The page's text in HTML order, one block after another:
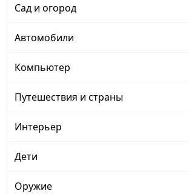
Сад и огород
Автомобили
Компьютер
Путешествия и страны
Интерьер
Дети
Оружие